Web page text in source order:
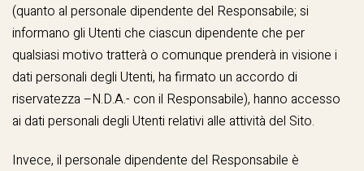
(quanto al personale dipendente del Responsabile; si
informano gli Utenti che ciascun dipendente che per
qualsiasi motivo tratterà o comunque prenderà in visione i
dati personali degli Utenti, ha firmato un accordo di
riservatezza –N.D.A.- con il Responsabile), hanno accesso
ai dati personali degli Utenti relativi alle attività del Sito.
Invece, il personale dipendente del Responsabile è